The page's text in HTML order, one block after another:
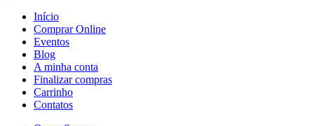
Início
Comprar Online
Eventos
Blog
A minha conta
Finalizar compras
Carrinho
Contatos